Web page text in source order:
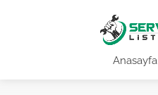
Anasayfa